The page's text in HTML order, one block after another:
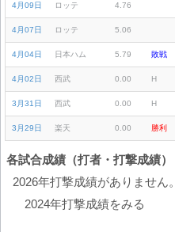
4月09日 ロッテ 4.76
4月07日 ロッテ 5.06
4月04日 日本ハム 5.79 敗戦
4月02日 西武 0.00 H
3月31日 西武 0.00 H
3月29日 楽天 0.00 勝利
各試合成績（打者・打撃成績）
2026年打撃成績がありません。
2024年打撃成績をみる